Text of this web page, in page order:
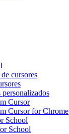
cursores
personalizados
Cursor
Cursor for Chrome
School
School